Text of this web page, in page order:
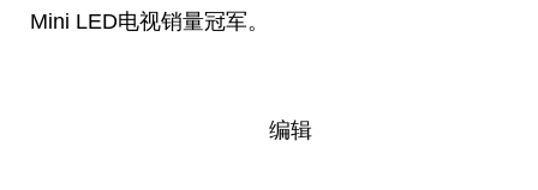
Mini LED电视销量冠军。
编辑